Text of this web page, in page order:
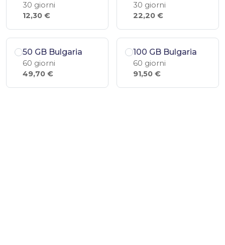
30 giorni
12,30 €
30 giorni
22,20 €
50 GB Bulgaria
60 giorni
49,70 €
100 GB Bulgaria
60 giorni
91,50 €